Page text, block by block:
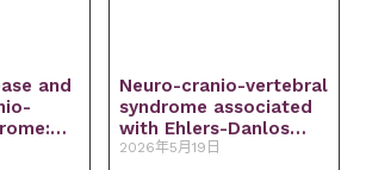
and
Neuro-cranio-vertebral
syndrome associated
with Ehlers-Danlos
Syndrome: Diagnosis
2026年5月19日